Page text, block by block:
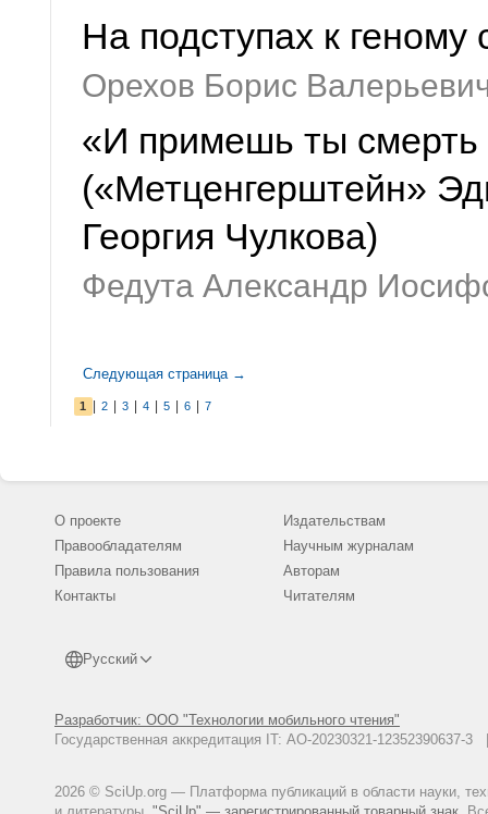
На подступах к
Орехов Борис
«И примешь ты смерть
(«Метценгерштейн»
Георгия Чулкова)
Федута Александр
Следующая страница →
1 2 3 4 5 6 7
О проекте
Правообладателям
Правила пользования
Контакты
Русский
Разработчик: ООО "Технологии мобильного чтения"
Государственная аккредитация IT: АО-20230321-
2026 © SciUp.org — Платформа публикаций в области науки,
Издательствам
Научным журналам
Авторам
Читателям